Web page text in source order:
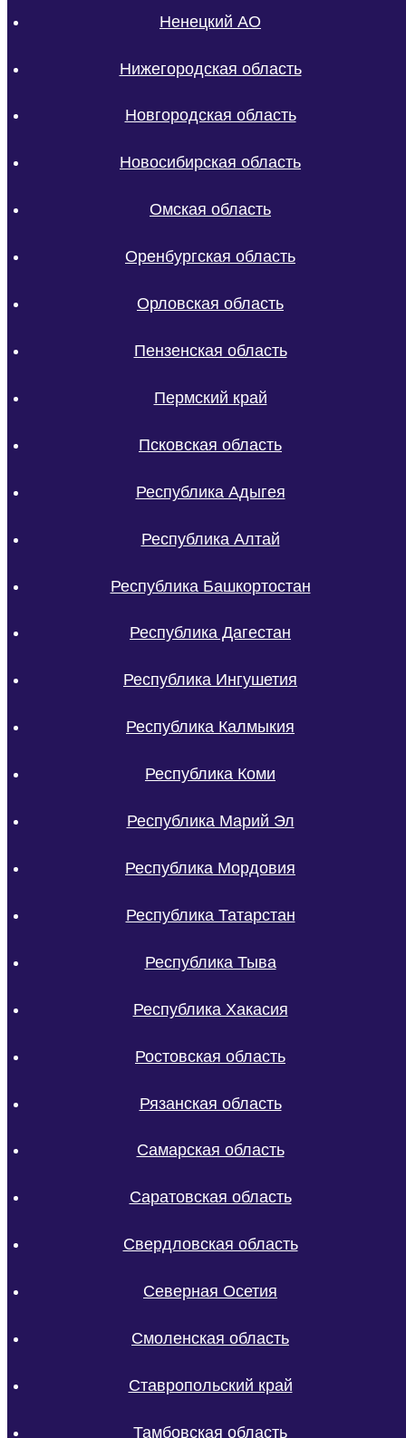
Ненецкий АО
Нижегородская область
Новгородская область
Новосибирская область
Омская область
Оренбургская область
Орловская область
Пензенская область
Пермский край
Псковская область
Республика Адыгея
Республика Алтай
Республика Башкортостан
Республика Дагестан
Республика Ингушетия
Республика Калмыкия
Республика Коми
Республика Марий Эл
Республика Мордовия
Республика Татарстан
Республика Тыва
Республика Хакасия
Ростовская область
Рязанская область
Самарская область
Саратовская область
Свердловская область
Северная Осетия
Смоленская область
Ставропольский край
Тамбовская область